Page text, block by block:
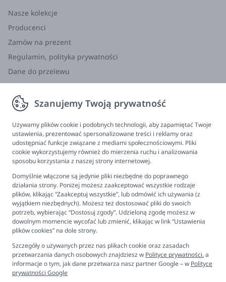
Nasze kolekcje
Producenci
Zamów na prezent
Regulamin, polityka prywatności
Dane do przelewu
Zwroty, wymiana, reklamacja
Informacje
Program lojalnościowy
FAQ - najczęściej zadawane pytania
Newsletter
Ustawienia plików cookies
Biuro obsługi klienta
Pon. - Pt. 9:00 - 16:00
Szanujemy Twoją prywatność
Używamy plików cookie i podobnych technologii, aby zapamiętać Twoje
ustawienia, prezentować spersonalizowane treści i reklamy oraz
udostępniać funkcje związane z mediami społecznościowymi. Pliki
cookie wykorzystujemy również do mierzenia ruchu i analizowania
sposobu korzystania z naszej strony internetowej.
Domyślnie włączone są jedynie pliki niezbędne do poprawnego
działania strony. Poniżej możesz zaakceptować wszystkie rodzaje
plików, klikając “Zaakceptuj wszystkie”, lub odmówić ich używania (z
wyjątkiem niezbędnych). Możesz też dostosować pliki do swoich
potrzeb, wybierając “Dostosuj zgody”. Udzieloną zgodę możesz w
dowolnym momencie wycofać lub zmienić, klikając w link “Ustawienia
plików cookies” na dole strony.
Szczegóły o używanych przez nas plikach cookie oraz zasadach
przetwarzania danych osobowych znajdziesz w Polityce prywatności.a
informacje o tym, jak dane przetwarza nasz partner Google – w Polityce
prywatności Google